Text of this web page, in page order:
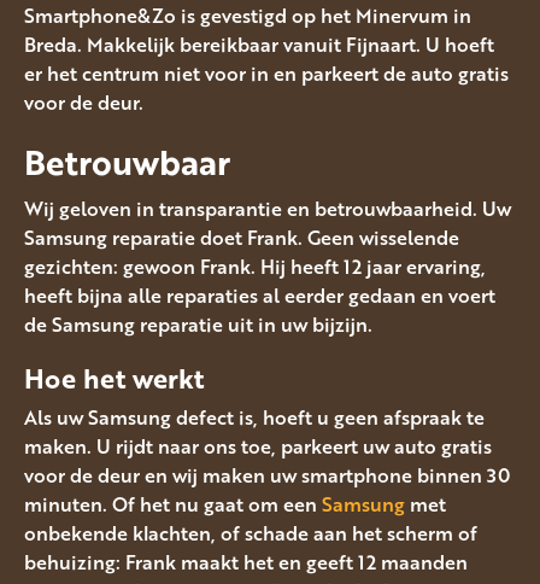
Smartphone&Zo is gevestigd op het Minervum in
Breda. Makkelijk bereikbaar vanuit Fijnaart. U hoeft
er het centrum niet voor in en parkeert de auto gratis
voor de deur.
Betrouwbaar
Wij geloven in transparantie en betrouwbaarheid. Uw
Samsung reparatie doet Frank. Geen wisselende
gezichten: gewoon Frank. Hij heeft 12 jaar ervaring,
heeft bijna alle reparaties al eerder gedaan en voert
de Samsung reparatie uit in uw bijzijn.
Hoe het werkt
Als uw Samsung defect is, hoeft u geen afspraak te
maken. U rijdt naar ons toe, parkeert uw auto gratis
voor de deur en wij maken uw smartphone binnen 30
minuten. Of het nu gaat om een Samsung met
onbekende klachten, of schade aan het scherm of
behuizing: Frank maakt het en geeft 12 maanden